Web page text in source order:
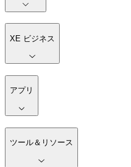
XE ビジネス
アプリ
ツール＆リソース